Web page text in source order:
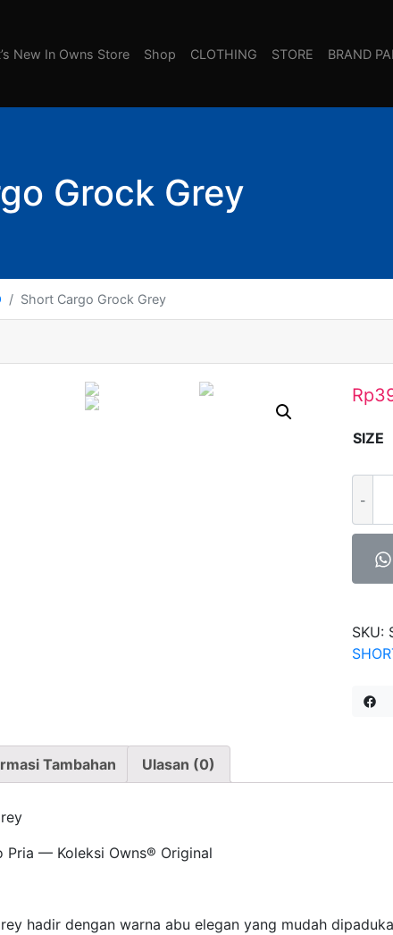
New In Owns Store Shop CLOTHING STORE BRAND
Grock Grey
Short Cargo Grock Grey
Rp
SIZE
Short
Cargo
Grock
Grey
SKU:
Tambahan Ulasan (0)
Pria — Koleksi Owns® Original
hadir dengan warna abu elegan yang mudah